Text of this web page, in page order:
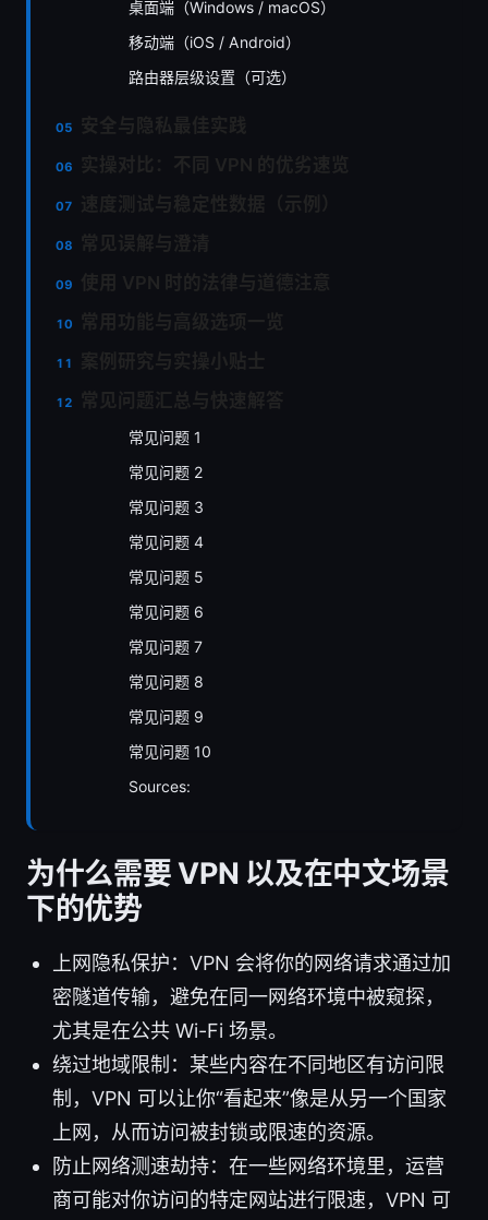
桌面端（Windows / macOS）
移动端（iOS / Android）
路由器层级设置（可选）
常见问题 1
常见问题 2
常见问题 3
常见问题 4
常见问题 5
常见问题 6
常见问题 7
常见问题 8
常见问题 9
常见问题 10
Sources:
为什么需要 VPN 以及在中文场景
下的优势
上网隐私保护：VPN 会将你的网络请求通过加
密隧道传输，避免在同一网络环境中被窥探，
尤其是在公共 Wi-Fi 场景。
绕过地域限制：某些内容在不同地区有访问限
制，VPN 可以让你“看起来”像是从另一个国家
上网，从而访问被封锁或限速的资源。
防止网络测速劫持：在一些网络环境里，运营
商可能对你访问的特定网站进行限速，VPN 可